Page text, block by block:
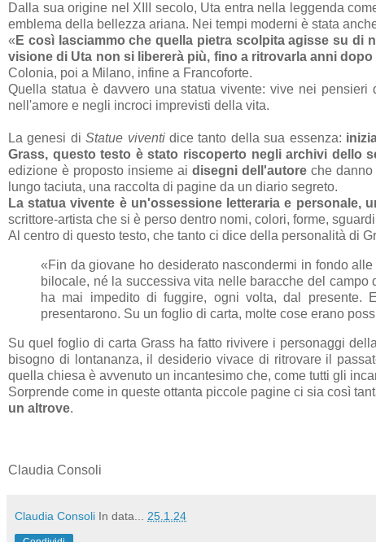
Dalla sua origine nel XIII secolo, Uta entra nella leggenda
emblema della bellezza ariana. Nei tempi moderni è stata
« E così lasciammo che quella pietra scolpita agisse su di
visione di Uta non si libererà più, fino a ritrovarla anni
Colonia, poi a Milano, infine a Francoforte.
Quella statua è davvero una statua vivente: vive nei
nell'amore e negli incroci imprevisti della vita.
La genesi diStatue viventidice tanto della sua essenza:
Grass, questo testo è stato riscoperto negli archivi dello
edizione è proposto insieme aidisegni dell'autore che
lungo taciuta, una raccolta di pagine da un diario segreto.
La statua vivente è un'ossessione letteraria e personale,
scrittore-artista che si è perso dentro nomi, colori, forme,
Al centro di questo testo, che tanto ci dice della personalità di
«Fin da giovane ho desiderato nascondermi in fondo
bilocale, né la successiva vita nelle baracche del
ha mai impedito di fuggire, ogni volta, dal
presentarono. Su un foglio di carta, molte cose erano
Su quel foglio di carta Grass ha fatto rivivere i personaggi
bisogno di lontananza, il desiderio vivace di ritrovare il
quella chiesa è avvenuto un incantesimo che, come tutti gli
Sorprende come in queste ottanta piccole pagine ci sia così
un altrove.
Claudia Consoli
Claudia Consoli In data... 25.1.24